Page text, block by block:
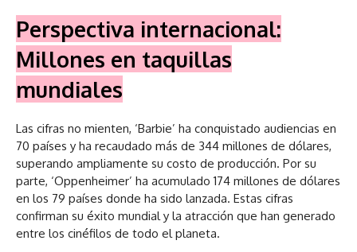
Perspectiva internacional:
Millones en taquillas
mundiales
Las cifras no mienten, ‘Barbie’ ha conquistado audiencias en
70 países y ha recaudado más de 344 millones de dólares,
superando ampliamente su costo de producción. Por su
parte, ‘Oppenheimer’ ha acumulado 174 millones de dólares
en los 79 países donde ha sido lanzada. Estas cifras
confirman su éxito mundial y la atracción que han generado
entre los cinéfilos de todo el planeta.